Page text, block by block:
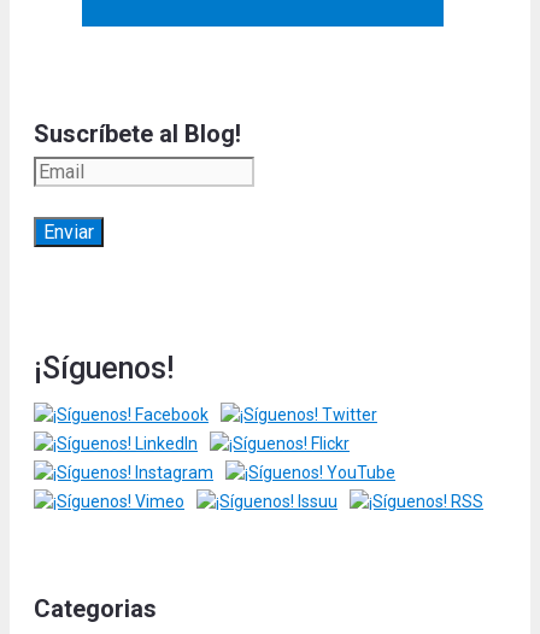
Suscríbete al Blog!
¡Síguenos!
Categorias